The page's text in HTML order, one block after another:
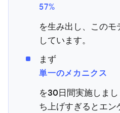
57%
を生み出し、この
しています。
まず
単一のメカニクス
を30日間実施しま
ち上げすぎるとエ